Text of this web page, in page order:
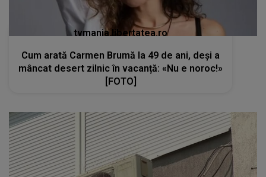
tvmania.libertatea.ro
Cum arată Carmen Brumă la 49 de ani, deși a
mâncat desert zilnic în vacanță: «Nu e noroc!»
[FOTO]